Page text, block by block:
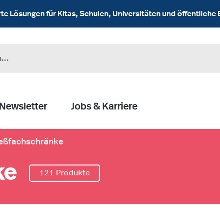
Lösungen für Kitas, Schulen, Universitäten und öffentliche
Newsletter Jobs & Karriere
121 Produkte